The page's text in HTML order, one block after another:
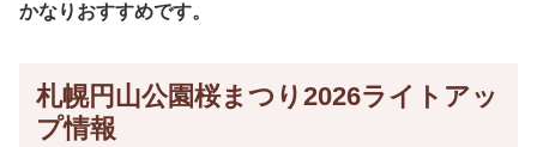
かなりおすすめです。
札幌円山公園桜まつり2026ライトアッ
プ情報